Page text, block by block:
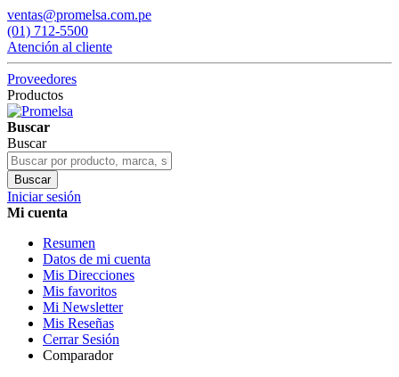
ventas@promelsa.com.pe
(01) 712-5500
Atención al cliente
Proveedores
Productos
Buscar
Buscar
Buscar
Iniciar sesión
Mi cuenta
Resumen
Datos de mi cuenta
Mis Direcciones
Mis favoritos
Mi Newsletter
Mis Reseñas
Cerrar Sesión
Comparador